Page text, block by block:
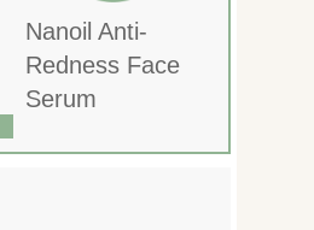
Nanoil Anti-
Redness Face
Serum